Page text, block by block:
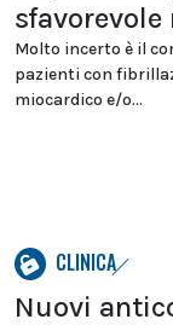
sfavorevole
Molto incerto è il
pazienti con
miocardico e/o...
CLINICA
Nuovi